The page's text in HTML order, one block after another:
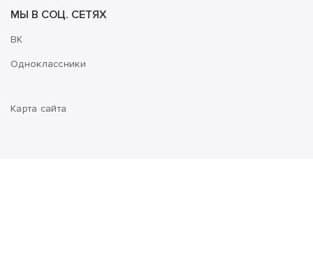
МЫ В СОЦ. СЕТЯХ
ВК
Одноклассники
Карта сайта